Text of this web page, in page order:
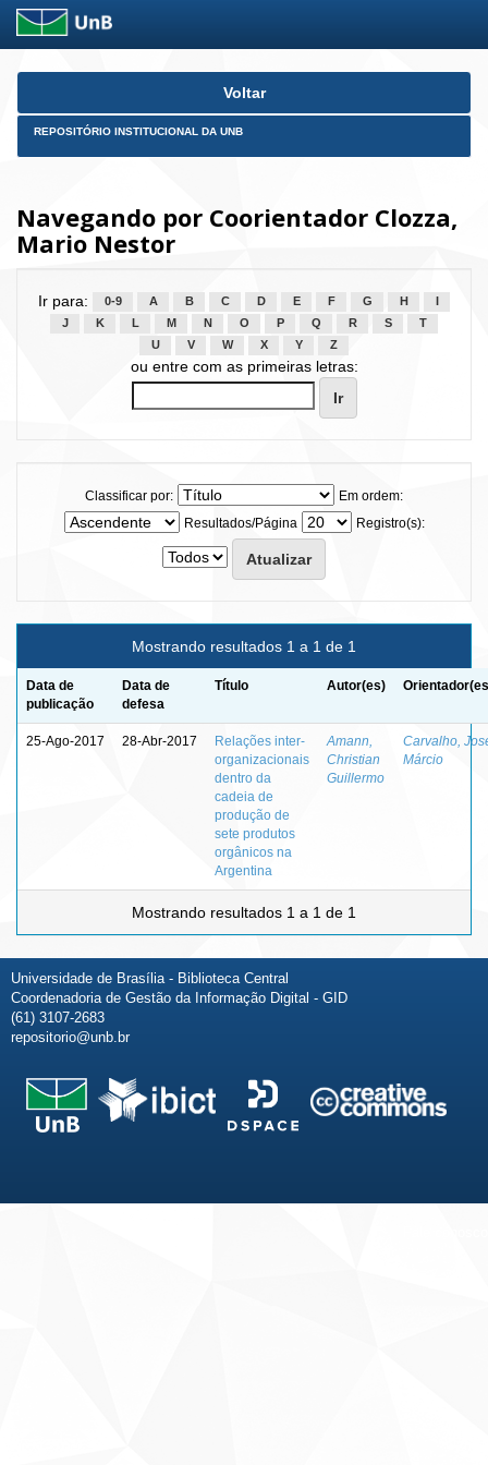
Skip
Voltar
REPOSITÓRIO INSTITUCIONAL DA UNB
Navegando por Coorientador Clozza,
Mario Nestor
Ir para: 0-9 A B C D E F G H
J
K L M N O P Q R S
T
U
V W X Y Z
ou entre com as primeiras letras:
Classificar por:
Em ordem:
Resultados/Página
Registro(s):
Mostrando resultados 1 a 1 de 1
Data de
publicação
Data de
defesa
Título Autor(es)
25-Ago-2017 28-Abr-2017
Relações inter-
organizacionais
dentro da
cadeia de
produção de
sete produtos
orgânicos na
Argentina
Amann,
Christian
Guillermo
Carvalho,
Márcio
Mostrando resultados 1 a 1 de 1
Universidade de Brasília - Biblioteca Central
Coordenadoria de Gestão da Informação Digital - GID
(61) 3107-2683
repositorio@unb.br